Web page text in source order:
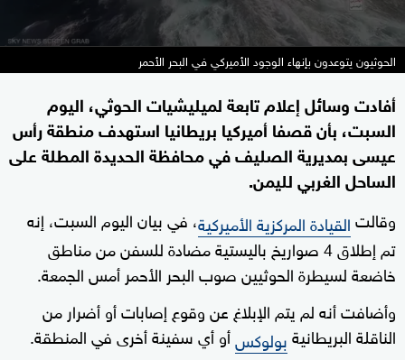
الحوثيون يتوعدون بإنهاء الوجود الأميركي في البحر الأحمر
أفادت وسائل إعلام تابعة لميليشيات الحوثي، اليوم
السبت، بأن قصفا أميركيا بريطانيا استهدف منطقة رأس
عيسى بمديرية الصليف في محافظة الحديدة المطلة على
الساحل الغربي لليمن.
وقالتالقيادة المركزية الأميركية، في بيان اليوم السبت، إنه
تم إطلاق 4 صواريخ باليستية مضادة للسفن من مناطق
خاضعة لسيطرة الحوثيين صوب البحر الأحمر أمس الجمعة.
وأضافت أنه لم يتم الإبلاغ عن وقوع إصابات أو أضرار من
الناقلة البريطانيةبولوكسأو أي سفينة أخرى في المنطقة.